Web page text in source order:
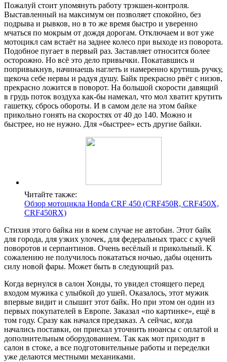
Пожалуй стоит упомянуть работу трэкшен-контроля.
Выставленный на максимум он позволяет спокойно, без
подрыва и рывков, но в то же время быстро и уверенно
мчаться по мокрым от дождя дорогам. Отключаем и вот уже
мотоцикл сам встаёт на заднее колесо при выходе из поворота.
Подобное пугает в первый раз. Заставляет относится более
осторожно. Но всё это дело привычки. Покатавшись и
попривыкнув, начинаешь наглеть и намеренно крутишь ручку,
щекоча себе нервы и радуя душу. Байк прекрасно рвёт с низов,
прекрасно ложится в поворот. На большой скорости давящий
в грудь поток воздуха как-бы намекал, что мол хватит крутить
гашетку, сбрось обороты. И в самом деле на этом байке
прикольно гонять на скоростях от 40 до 140. Можно и
быстрее, но не нужно. Для «быстрее» есть другие байки.
Читайте также:
Обзор мотоцикла Honda CRF 450 (CRF450R, CRF450X,
CRF450RX)
Стихия этого байка ни в коем случае не автобан. Этот байк
для города, для узких улочек, для федеральных трасс с кучей
поворотов и серпантинов. Очень весёлый и прикольный. К
сожалению не получилось покататься ночью, дабы оценить
силу новой фары. Может быть в следующий раз.
Когда вернулся в салон Хонды, то увидел стоящего перед
входом мужика с улыбкой до ушей. Оказалось, этот мужик
впервые видит и слышит этот байк. Но при этом он один из
первых покупателей в Европе. Заказал «по картинке», ещё в
том году. Сразу как начался предзаказ. А сейчас, когда
начались поставки, он приехал уточнить нюансы с оплатой и
дополнительным оборудованием. Так как мот приходит в
салон в стоке, а все подготовительные работы и переделки
уже делаются местными механиками.